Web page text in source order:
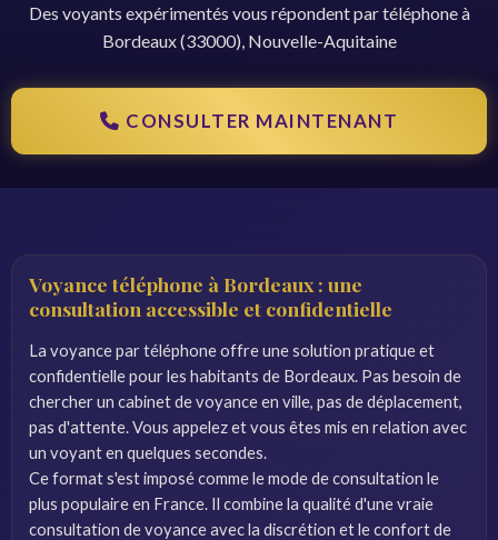
Des voyants expérimentés vous répondent par téléphone à
Bordeaux (33000), Nouvelle-Aquitaine
CONSULTER MAINTENANT
Voyance téléphone à Bordeaux : une
consultation accessible et confidentielle
La voyance par téléphone offre une solution pratique et
confidentielle pour les habitants de Bordeaux. Pas besoin de
chercher un cabinet de voyance en ville, pas de déplacement,
pas d'attente. Vous appelez et vous êtes mis en relation avec
un voyant en quelques secondes.
Ce format s'est imposé comme le mode de consultation le
plus populaire en France. Il combine la qualité d'une vraie
consultation de voyance avec la discrétion et le confort de